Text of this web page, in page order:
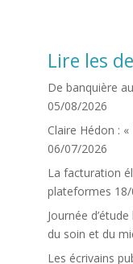
Lire les
De banquière
05/08/2026
Claire Hédon :
06/07/2026
La facturation
plateformes
Journée
du soin et du
Les écrivains